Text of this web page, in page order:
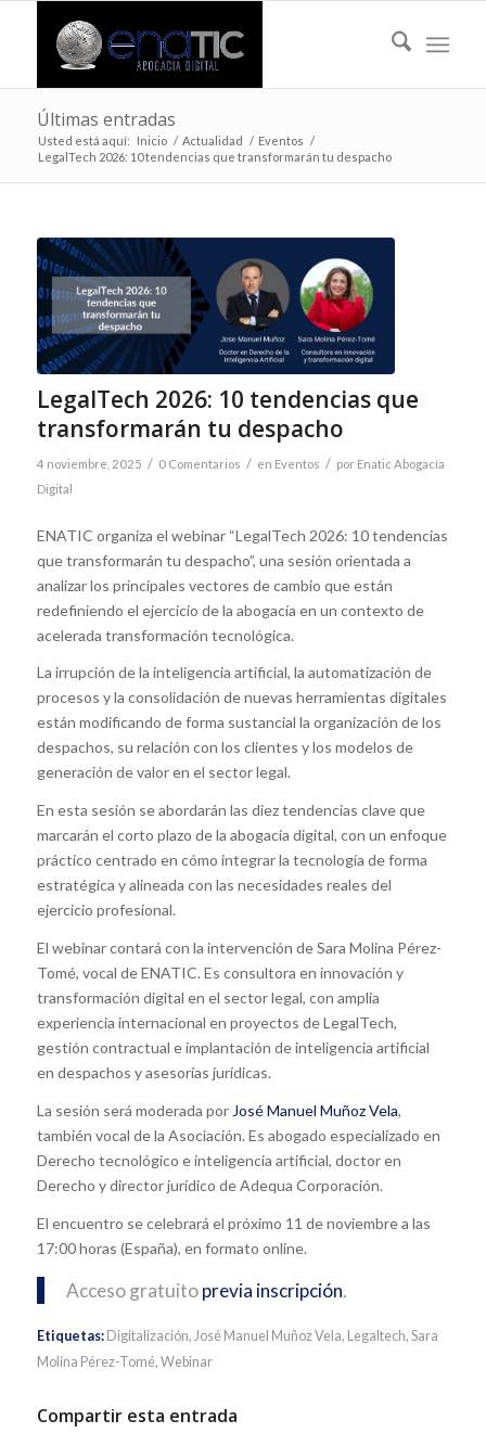
Últimas entradas
Usted está aquí: Inicio / Actualidad / Eventos /
LegalTech 2026: 10 tendencias que transformarán tu despacho
LegalTech 2026: 10 tendencias que
transformarán tu despacho
4 noviembre, 2025 / 0 Comentarios / en Eventos / por Enatic Abogacía
Digital
ENATIC organiza el webinar “LegalTech 2026: 10 tendencias
que transformarán tu despacho”, una sesión orientada a
analizar los principales vectores de cambio que están
redefiniendo el ejercicio de la abogacía en un contexto de
acelerada transformación tecnológica.
La irrupción de la inteligencia artificial, la automatización de
procesos y la consolidación de nuevas herramientas digitales
están modificando de forma sustancial la organización de los
despachos, su relación con los clientes y los modelos de
generación de valor en el sector legal.
En esta sesión se abordarán las diez tendencias clave que
marcarán el corto plazo de la abogacía digital, con un enfoque
práctico centrado en cómo integrar la tecnología de forma
estratégica y alineada con las necesidades reales del
ejercicio profesional.
El webinar contará con la intervención de Sara Molina Pérez-
Tomé, vocal de ENATIC. Es consultora en innovación y
transformación digital en el sector legal, con amplia
experiencia internacional en proyectos de LegalTech,
gestión contractual e implantación de inteligencia artificial
en despachos y asesorías jurídicas.
La sesión será moderada por José Manuel Muñoz Vela,
también vocal de la Asociación. Es abogado especializado en
Derecho tecnológico e inteligencia artificial, doctor en
Derecho y director jurídico de Adequa Corporación.
El encuentro se celebrará el próximo 11 de noviembre a las
17:00 horas (España), en formato online.
Acceso gratuitoprevia inscripción.
Etiquetas: Digitalización, José Manuel Muñoz Vela, Legaltech, Sara
Molina Pérez-Tomé, Webinar
Compartir esta entrada